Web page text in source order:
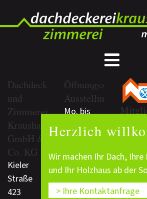
Dachdeckerei
und
Zimmerei
Kraushaar
GmbH &
Co. KG
Kieler
Straße
423
Öffnungszeiten
Ausstellungsraum
Mo. bis
Do.: 7:00
bis 12:00
und
13:00 bis
der
Herzlich
Wir machen Ihr Dach, Ihre
und Ihr Holzhaus ab der
> Ihre Kontaktanfrage